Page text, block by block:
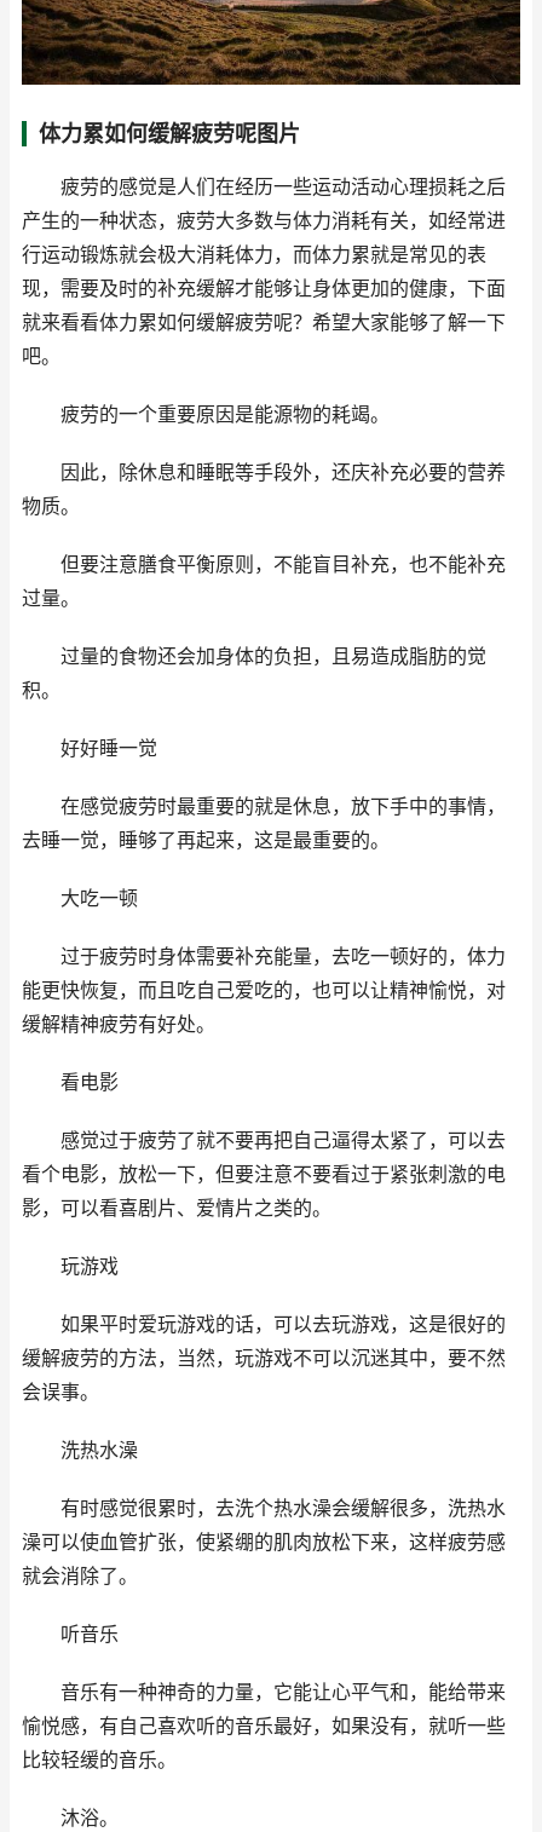
体力累如何缓解疲劳呢图片
疲劳的感觉是人们在经历一些运动活动心理损耗之后
产生的一种状态，疲劳大多数与体力消耗有关，如经常进
行运动锻炼就会极大消耗体力，而体力累就是常见的表
现，需要及时的补充缓解才能够让身体更加的健康，下面
就来看看体力累如何缓解疲劳呢？希望大家能够了解一下
吧。
疲劳的一个重要原因是能源物的耗竭。
因此，除休息和睡眠等手段外，还庆补充必要的营养
物质。
但要注意膳食平衡原则，不能盲目补充，也不能补充
过量。
过量的食物还会加身体的负担，且易造成脂肪的觉
积。
好好睡一觉
在感觉疲劳时最重要的就是休息，放下手中的事情，
去睡一觉，睡够了再起来，这是最重要的。
大吃一顿
过于疲劳时身体需要补充能量，去吃一顿好的，体力
能更快恢复，而且吃自己爱吃的，也可以让精神愉悦，对
缓解精神疲劳有好处。
看电影
感觉过于疲劳了就不要再把自己逼得太紧了，可以去
看个电影，放松一下，但要注意不要看过于紧张刺激的电
影，可以看喜剧片、爱情片之类的。
玩游戏
如果平时爱玩游戏的话，可以去玩游戏，这是很好的
缓解疲劳的方法，当然，玩游戏不可以沉迷其中，要不然
会误事。
洗热水澡
有时感觉很累时，去洗个热水澡会缓解很多，洗热水
澡可以使血管扩张，使紧绷的肌肉放松下来，这样疲劳感
就会消除了。
听音乐
音乐有一种神奇的力量，它能让心平气和，能给带来
愉悦感，有自己喜欢听的音乐最好，如果没有，就听一些
比较轻缓的音乐。
沐浴。